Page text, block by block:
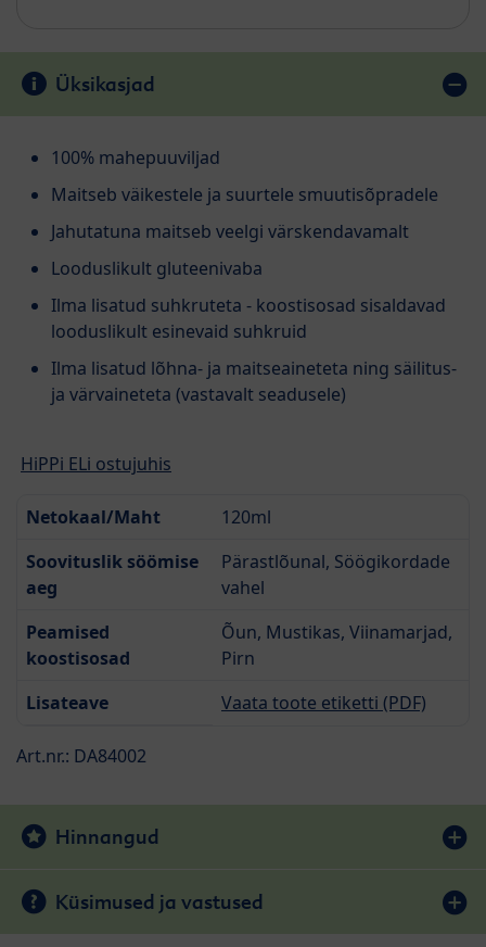
Üksikasjad
100% mahepuuviljad
Maitseb väikestele ja suurtele smuutisõpradele
Jahutatuna maitseb veelgi värskendavamalt
Looduslikult gluteenivaba
Ilma lisatud suhkruteta - koostisosad sisaldavad
looduslikult esinevaid suhkruid
Ilma lisatud lõhna- ja maitseaineteta ning säilitus-
ja värvaineteta (vastavalt seadusele)
HiPPi ELi ostujuhis
Netokaal/Maht
120ml
Soovituslik söömise
aeg
Pärastlõunal, Söögikordade
vahel
Peamised
koostisosad
Õun, Mustikas, Viinamarjad,
Pirn
Lisateave
Vaata toote etiketti (PDF)
Art.nr.: DA84002
Hinnangud
Küsimused ja vastused